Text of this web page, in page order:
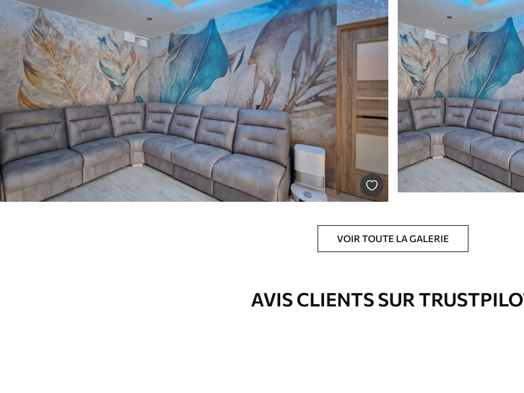
Production Imprimé sur commande et livré en rouleaux jusqu’à 50 cm de large.
Options
supplémentaires
Vernis protecteur et/ou colle pour papier peint disponibles.
Entretien
Nettoyage doux avec une éponge. Les papiers peints avec Vernis
protecteur être nettoyés à l’eau.
Méthode d'application Application transparente
Description des matériaux
Standard Premium
VOIR TOUTE LA GALERIE
AVIS CLIENTS SUR